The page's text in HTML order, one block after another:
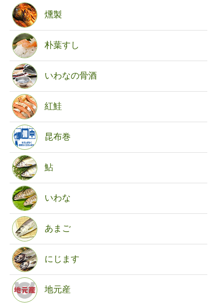
燻製
朴葉すし
いわなの骨酒
紅鮭
昆布巻
鮎
いわな
あまご
にじます
地元産